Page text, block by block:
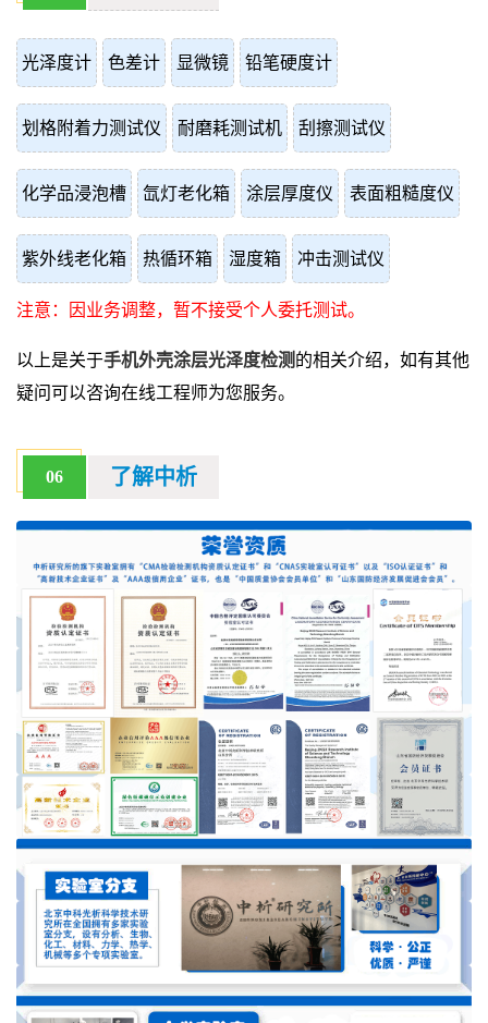
光泽度计 色差计 显微镜 铅笔硬度计
划格附着力测试仪 耐磨耗测试机 刮擦测试仪
化学品浸泡槽 氙灯老化箱 涂层厚度仪 表面粗糙度仪
紫外线老化箱 热循环箱 湿度箱 冲击测试仪
注意：因业务调整，暂不接受个人委托测试。
以上是关于手机外壳涂层光泽度检测 的相关介绍，如有其他
疑问可以咨询在线工程师为您服务。
06 了解中析